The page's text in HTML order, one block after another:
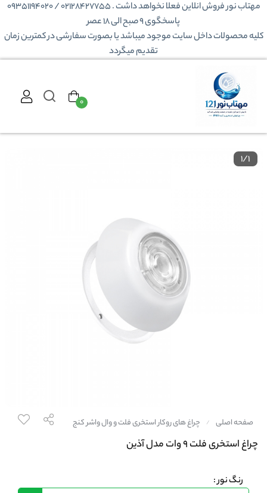
مهتاب نور فروش انلاین فعلا نخواهد داشت . 02128427755 / 09351194020
پاسخگوی 9 صبح الی 18 عصر
کلیه محصولات داخل سایت موجود میباشد یا بصورت سفارشی در کمترین زمان
تقدیم میگردد
۰
صفحه اصلی / چراغ های روکار استخری فلت و وال واشر کنج
چراغ استخری فلت 9 وات مدل آذین
رنگ نور :